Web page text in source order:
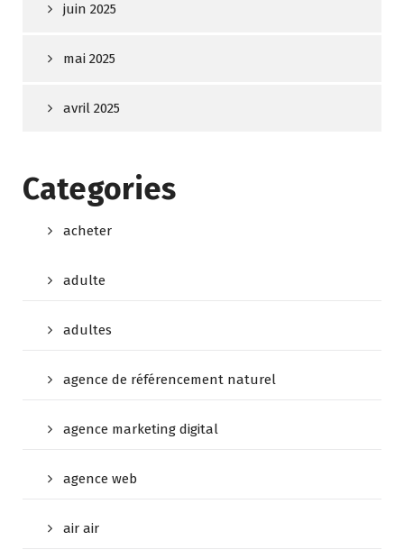
juin 2025
mai 2025
avril 2025
Categories
acheter
adulte
adultes
agence de référencement naturel
agence marketing digital
agence web
air air